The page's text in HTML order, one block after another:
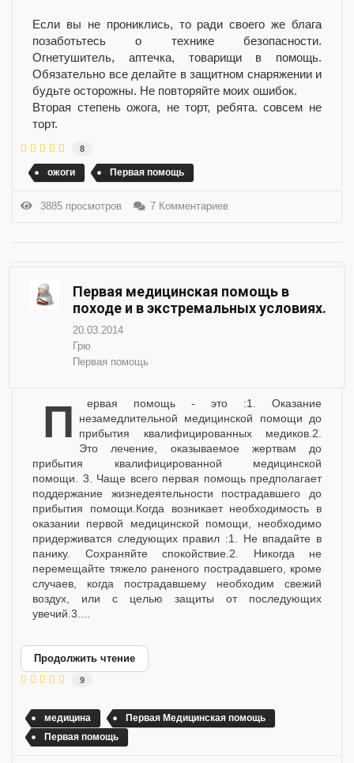
Если вы не прониклись, то ради своего же блага
позаботьтесь о технике безопасности.
Огнетушитель, аптечка, товарищи в помощь.
Обязательно все делайте в защитном снаряжении и
будьте осторожны. Не повторяйте моих ошибок.
Вторая степень ожога, не торт, ребята. совсем не
торт.
8
ожоги Первая помощь
3885 просмотров 7 Комментариев
Первая медицинская помощь в
походе и в экстремальных условиях.
20.03.2014
Грю
Первая помощь
Первая помощь - это :1. Оказание
незамедлительной медицинской помощи до
прибытия квалифицированных медиков.2.
Это лечение, оказываемое жертвам до
прибытия квалифицированной медицинской
помощи. 3. Чаще всего первая помощь предполагает
поддержание жизнедеятельности пострадавшего до
прибытия помощи.Когда возникает необходимость в
оказании первой медицинской помощи, необходимо
придерживатся следующих правил :1. Не впадайте в
панику. Сохраняйте спокойствие.2. Никогда не
перемещайте тяжело раненого пострадавшего, кроме
случаев, когда пострадавшему необходим свежий
воздух, или с целью защиты от последующих
увечий.3....
Продолжить чтение
9
медицина
Первая Медицинская помощь
Первая помощь